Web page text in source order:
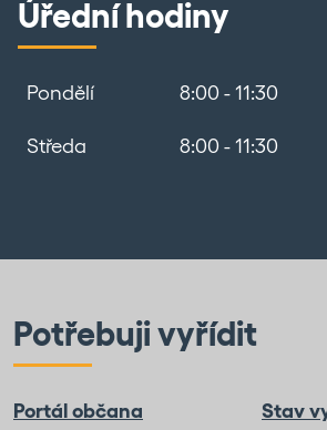
Úřední hodiny
Pondělí 8:00 - 11:30
Středa 8:00 - 11:30
Potřebuji vyřídit
Portál občana Stav